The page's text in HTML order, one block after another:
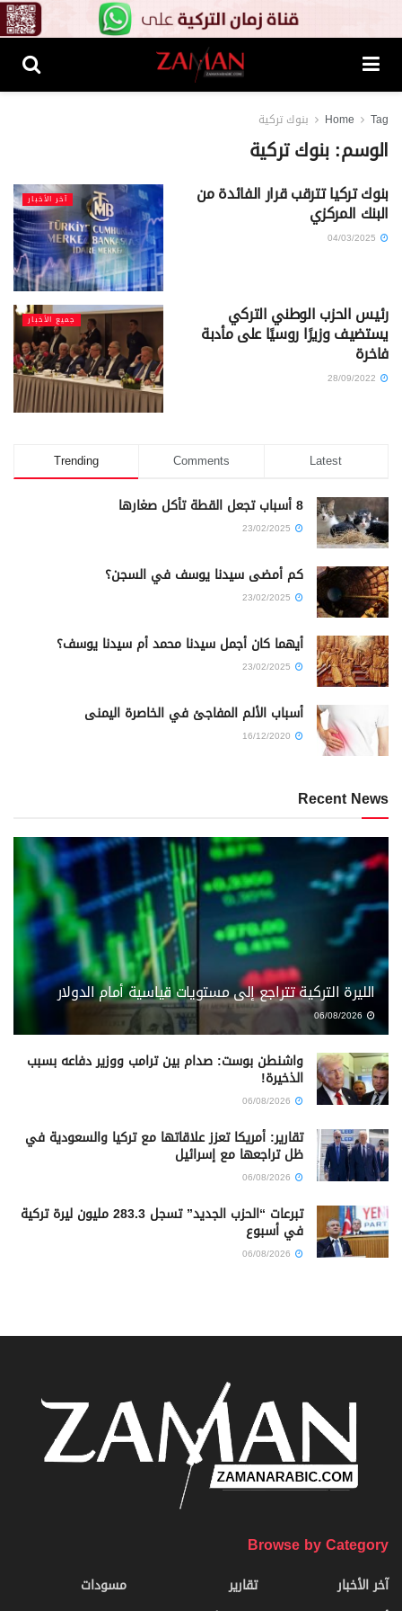
Home Tag بنوك تركية
الوسم:بنوك تركية
آخر الأخبار بنوك تركيا تترقب قرار الفائدة من
البنك المركزي
جميع الأخبار رئيس الحزب الوطني التركي
يستضيف وزيرًا روسيًا على مأدبة
فاخرة
Trending Comments Latest
8 أسباب تجعل القطة تأكل صغارها
كم أمضى سيدنا يوسف في السجن؟
أيهما كان أجمل سيدنا محمد أم سيدنا يوسف؟
أسباب الألم المفاجئ في الخاصرة اليمنى
Recent News
الليرة التركية تتراجع إلى مستويات قياسية أمام الدولار
06/08/2026
واشنطن بوست: صدام بين ترامب ووزير دفاعه بسبب
الذخيرة!
تقارير: أمريكا تعزز علاقاتها مع تركيا والسعودية في
ظل تراجعها مع إسرائيل
تبرعات “الحزب الجديد” تسجل 283.3 مليون ليرة تركية
في أسبوع
Browse by Category
آخر الأخبار
تقارير
مسودات